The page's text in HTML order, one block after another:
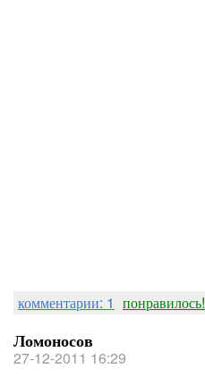
комментарии: 1 понравилось!
Ломоносов
27-12-2011 16:29